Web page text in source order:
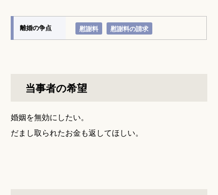
離婚の争点 慰謝料 慰謝料の請求
当事者の希望
婚姻を無効にしたい。
だまし取られたお金も返してほしい。